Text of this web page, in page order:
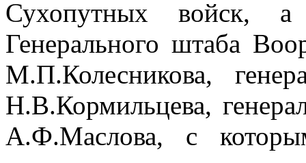
Сухопутных войск, а
Генерального штаба
М.П.Колесникова,
Н.В.Кормильцева,
А.Ф.Маслова, с